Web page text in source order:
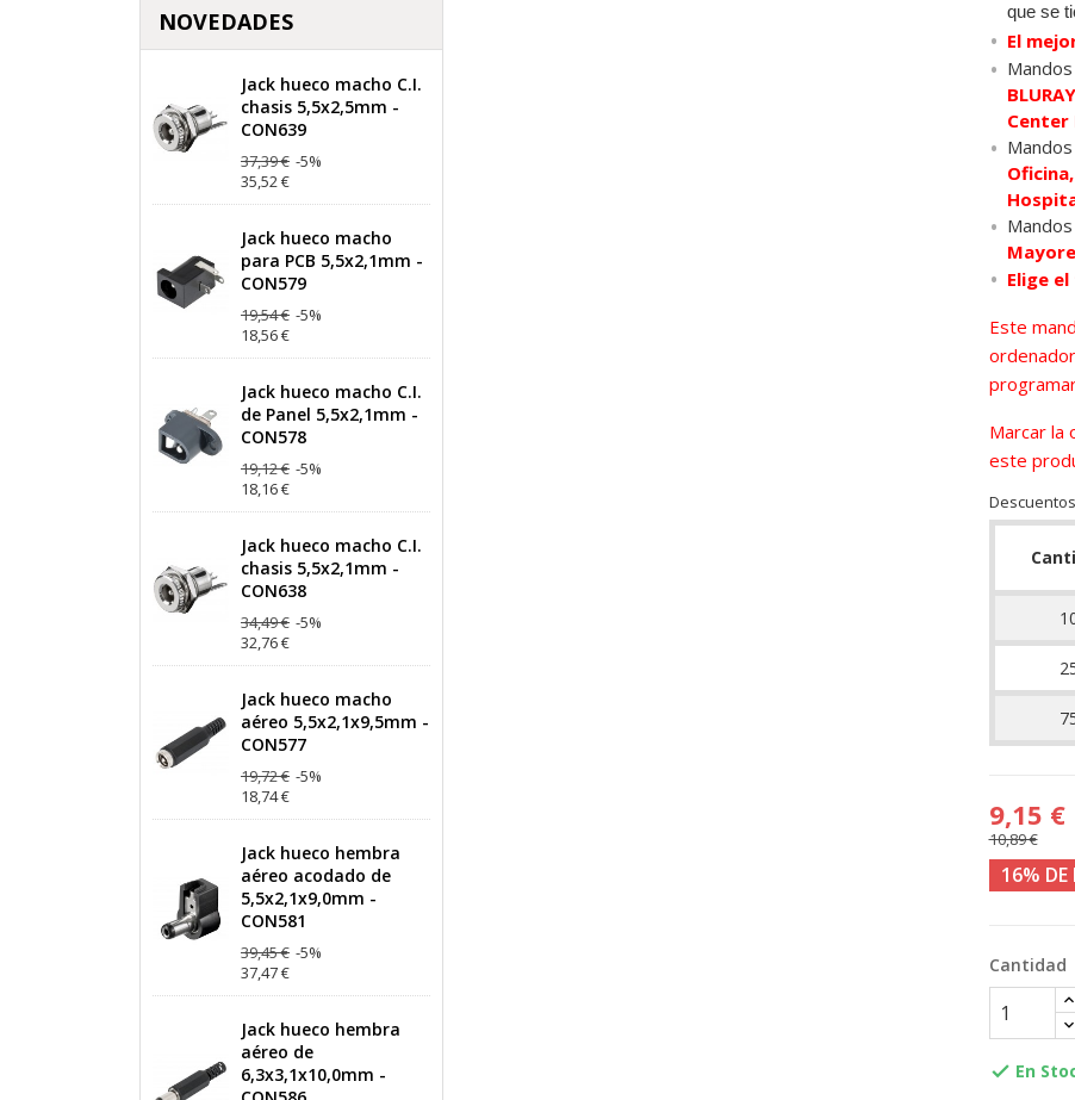
NOVEDADES
Jack hueco macho C.I.
chasis 5,5x2,5mm -
CON639
37,39 € -5%
35,52 €
Jack hueco macho
para PCB 5,5x2,1mm -
CON579
19,54 € -5%
18,56 €
Jack hueco macho C.I.
de Panel 5,5x2,1mm -
CON578
19,12 € -5%
18,16 €
Jack hueco macho C.I.
chasis 5,5x2,1mm -
CON638
34,49 € -5%
32,76 €
Jack hueco macho
aéreo 5,5x2,1x9,5mm -
CON577
19,72 € -5%
18,74 €
Jack hueco hembra
aéreo acodado de
5,5x2,1x9,0mm -
CON581
39,45 € -5%
37,47 €
Jack hueco hembra
aéreo de
6,3x3,1x10,0mm -
que se
El
Center
Elige
Este
Marcar la
este
9,15 €
10,89 €
16% DE
Cantidad
 En